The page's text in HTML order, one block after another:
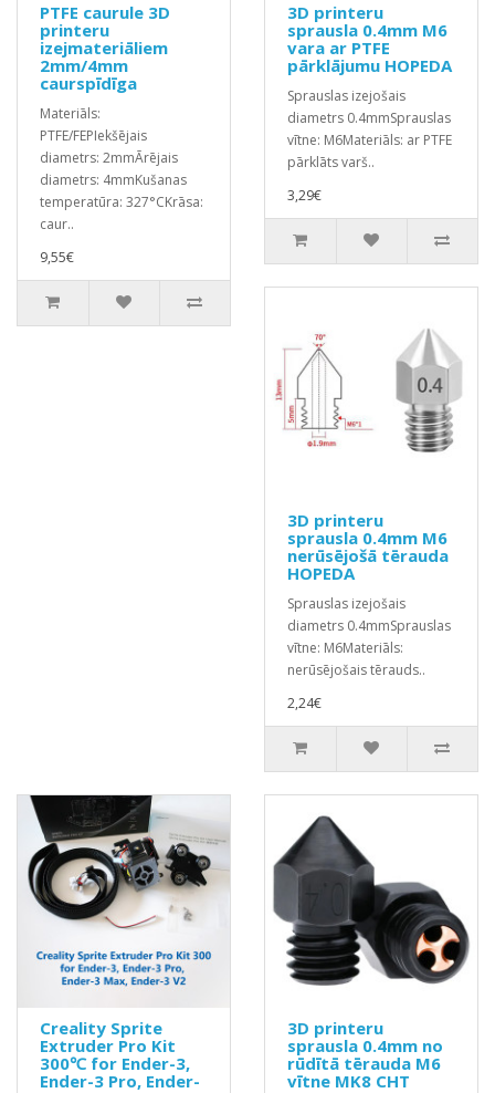
PTFE caurule 3D
printeru
izejmateriāliem
2mm/4mm
caurspīdīga
Materiāls:
PTFE/FEPIekšējais
diametrs: 2mmĀrējais
diametrs: 4mmKušanas
temperatūra: 327°CKrāsa:
caur..
9,55€
3D printeru
sprausla 0.4mm M6
vara ar PTFE
pārklājumu HOPEDA
Sprauslas izejošais
diametrs 0.4mmSprauslas
vītne: M6Materiāls: ar PTFE
pārklāts varš..
3,29€
3D printeru
sprausla 0.4mm M6
nerūsējošā tērauda
HOPEDA
Sprauslas izejošais
diametrs 0.4mmSprauslas
vītne: M6Materiāls:
nerūsējošais tērauds..
2,24€
Creality Sprite
Extruder Pro Kit
300℃ for Ender-3,
Ender-3 Pro, Ender-
3D printeru
sprausla 0.4mm no
rūdītā tērauda M6
vītne MK8 CHT